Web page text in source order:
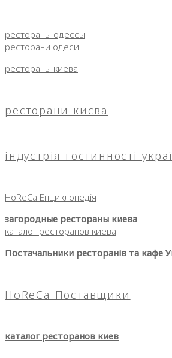
рестораны одессы
ресторани одеси
рестораны киева
ресторани києва
індустрія гостинності
HoReCa Енциклопедія
загородные рестораны киева
каталог ресторанов киева
Постачальники ресторанів та кафе
HoReCa-Поставщики
каталог ресторанов киев